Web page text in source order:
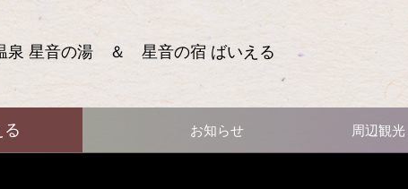
泉 星音の湯 ＆ 星音の宿 ばいえる
る お知らせ 周辺観光